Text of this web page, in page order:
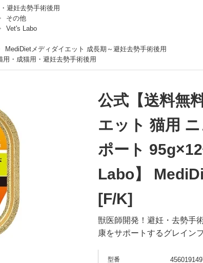
避妊去勢手術後用
その他
Vet's Labo
MediDietメディダイエット 成長期～避妊去勢手術後用
・成猫用・避妊去勢手術後用
公式【送料無
エット 猫用
ポート
Labo】
[F/K]
獣医師開発！避妊・去勢手
康をサポートするグレイン
型番